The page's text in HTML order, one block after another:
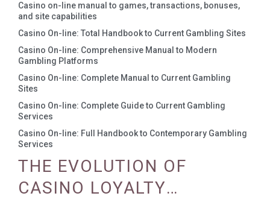
Casino on-line manual to games, transactions, bonuses,
and site capabilities
Casino On-line: Total Handbook to Current Gambling Sites
Casino On-line: Comprehensive Manual to Modern
Gambling Platforms
Casino On-line: Complete Manual to Current Gambling
Sites
Casino On-line: Complete Guide to Current Gambling
Services
Casino On-line: Full Handbook to Contemporary Gambling
Services
THE EVOLUTION OF
CASINO LOYALTY